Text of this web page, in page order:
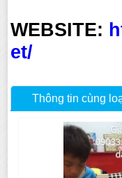
WEBSITE:
et/
Thông tin cùng